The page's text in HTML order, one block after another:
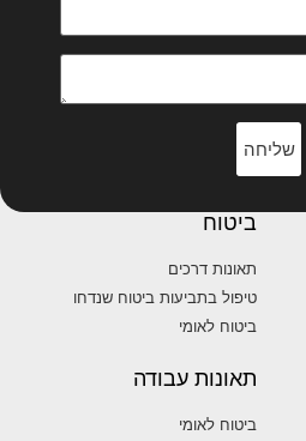
שליחה
ביטוח
תאונות דרכים
טיפול בתביעות ביטוח שנדחו
ביטוח לאומי
תאונות עבודה
ביטוח לאומי